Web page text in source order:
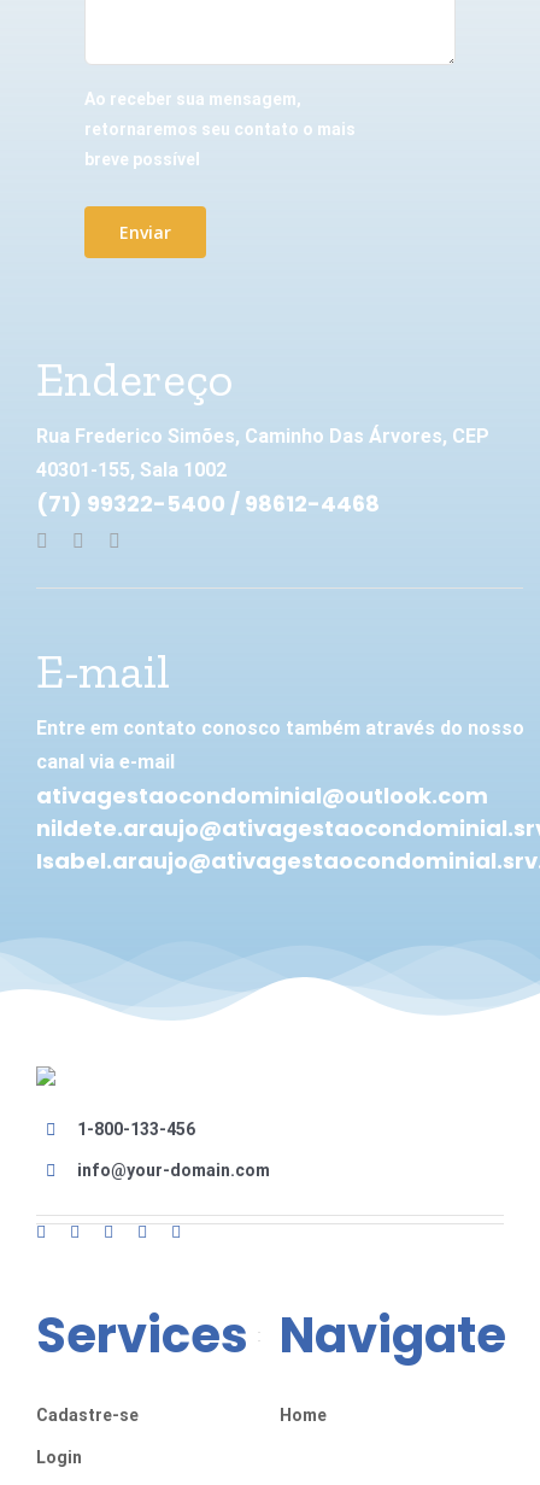
Ao receber sua mensagem,
retornaremos seu contato o mais
breve possível
Enviar
Endereço
Rua Frederico Simões, Caminho Das Árvores, CEP
40301-155, Sala 1002
(71) 99322-5400 / 98612-4468
E-mail
Entre em contato conosco também através do nosso
canal via e-mail
ativagestaocondominial@outlook.com
1-800-133-456
info@your-domain.com
Services
Cadastre-se
Login
Navigate
Home